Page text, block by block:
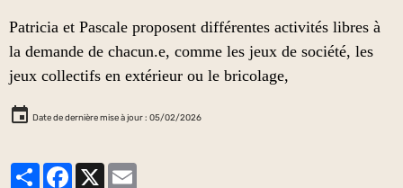
Patricia et Pascale proposent différentes activités libres à
la demande de chacun.e, comme les jeux de société, les
jeux collectifs en extérieur ou le bricolage,
Date de dernière mise à jour : 05/02/2026
PartagerFacebook